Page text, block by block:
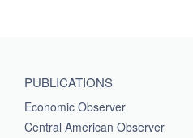
PUBLICATIONS
Economic Observer
Central American Observer